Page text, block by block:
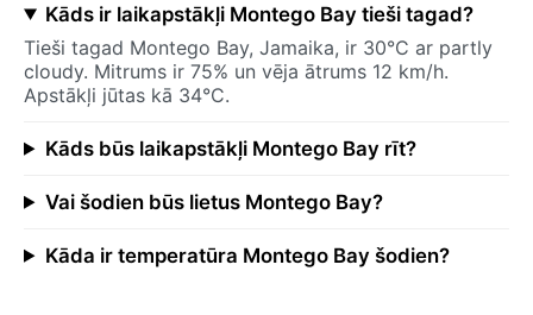
Kāds ir laikapstākļi Montego Bay tieši tagad?
Tieši tagad Montego Bay, Jamaika, ir 30°C ar partly
cloudy. Mitrums ir 75% un vēja ātrums 12 km/h.
Apstākļi jūtas kā 34°C.
Kāds būs laikapstākļi Montego Bay rīt?
Vai šodien būs lietus Montego Bay?
Kāda ir temperatūra Montego Bay šodien?